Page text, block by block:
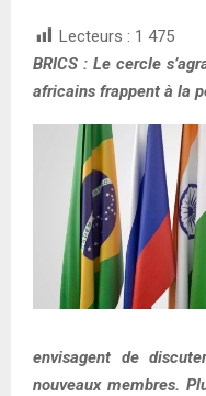
Lecteurs : 1 475
BRICS : Le cercle
africains frappent à la
envisagent de
nouveaux membres.